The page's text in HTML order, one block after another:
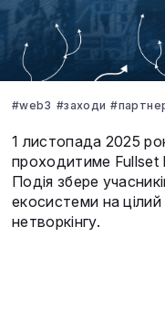
#web3 #заходи
1 листопада 2025
проходитиме Fullset
Подія збере
екосистеми на
нетворкінгу.